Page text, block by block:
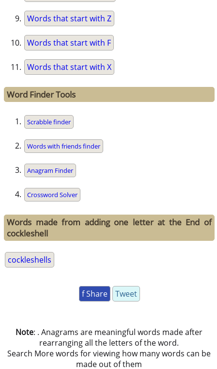
Words that start with Z
Words that start with F
Words that start with X
Word Finder Tools
Scrabble finder
Words with friends finder
Anagram Finder
Crossword Solver
Words made from adding one letter at the End of
cockleshell
cockleshells
f Share Tweet
Note: . Anagrams are meaningful words made after
rearranging all the letters of the word.
Search More words for viewing how many words can be
made out of them